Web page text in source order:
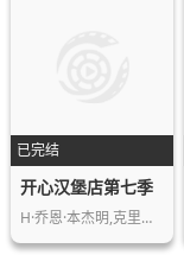
已完结
开心汉堡店第七季
H·乔恩·本杰明,克里斯汀·沙尔,大卫…